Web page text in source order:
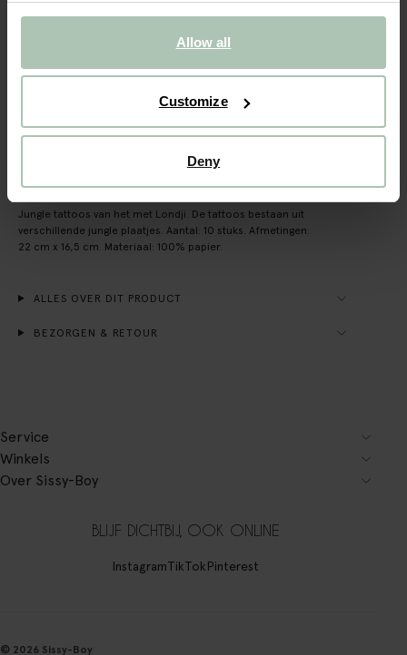
Allow all
Customize
Deny
Gratis verzending naar winkel
Snelle levering
Jungle tattoos van het met Londji. De tattoos bestaan uit
verschillende jungle plaatjes. Aantal: 10 stuks. Afmetingen:
22 cm x 16,5 cm. Materiaal: 100% papier.
ALLES OVER DIT PRODUCT
BEZORGEN & RETOUR
Service
Winkels
Over Sissy-Boy
BLIJF DICHTBIJ, OOK ONLINE
InstagramTikTokPinterest
© 2026 Sissy-Boy